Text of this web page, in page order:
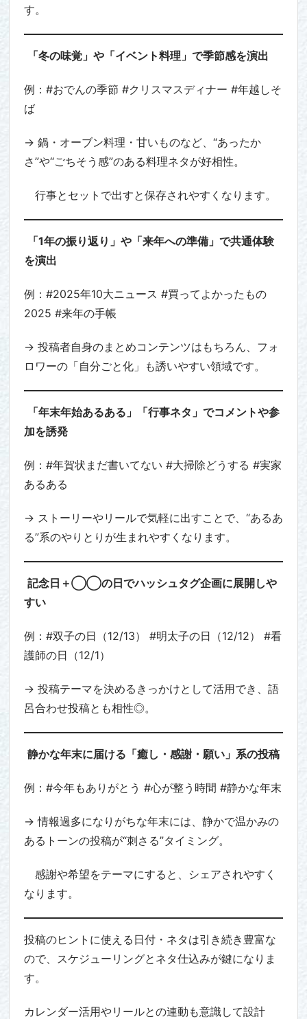
す。
「冬の味覚」や「イベント料理」で季節感を演出
例：#おでんの季節 #クリスマスディナー #年越しそ
ば
→ 鍋・オーブン料理・甘いものなど、“あったか
さ”や“ごちそう感”のある料理ネタが好相性。
行事とセットで出すと保存されやすくなります。
「1年の振り返り」や「来年への準備」で共通体験
を演出
例：#2025年10大ニュース #買ってよかったもの
2025 #来年の手帳
→ 投稿者自身のまとめコンテンツはもちろん、フォ
ロワーの「自分ごと化」も誘いやすい領域です。
「年末年始あるある」「行事ネタ」でコメントや参
加を誘発
例：#年賀状まだ書いてない #大掃除どうする #実家
あるある
→ ストーリーやリールで気軽に出すことで、“あるあ
る”系のやりとりが生まれやすくなります。
記念日＋◯◯の日でハッシュタグ企画に展開しや
すい
例：#双子の日（12/13） #明太子の日（12/12） #看
護師の日（12/1）
→ 投稿テーマを決めるきっかけとして活用でき、語
呂合わせ投稿とも相性◎。
静かな年末に届ける「癒し・感謝・願い」系の投稿
例：#今年もありがとう #心が整う時間 #静かな年末
→ 情報過多になりがちな年末には、静かで温かみの
あるトーンの投稿が“刺さる”タイミング。
感謝や希望をテーマにすると、シェアされやすく
なります。
投稿のヒントに使える日付・ネタは引き続き豊富な
ので、スケジューリングとネタ仕込みが鍵になりま
す。
カレンダー活用やリールとの連動も意識して設計